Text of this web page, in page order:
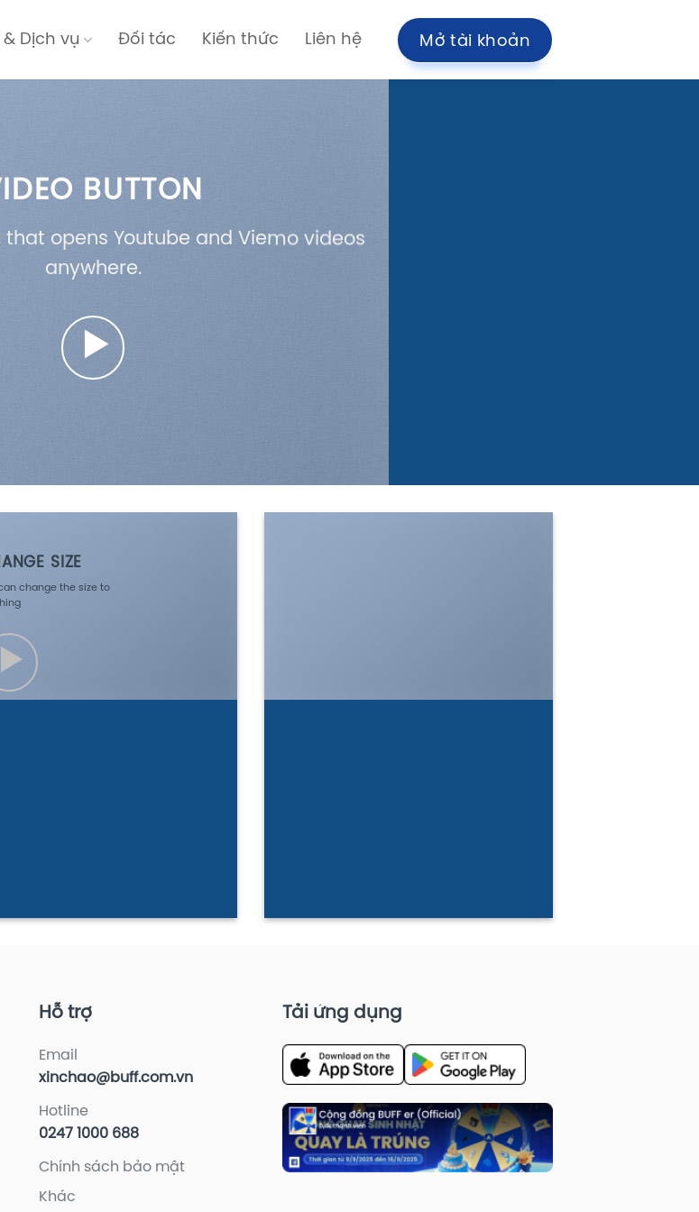
Dịch vụ Đối tác Kiến thức Liên hệ Mở tài khoản
BUTTON
opens Youtube and Viemo videos
anywhere.
SIZE
change the size to
Select between various hover
Hỗ trợ
Email
xinchao@buff.com.vn
Hotline
0247 1000 688
Chính sách bảo mật
Khác
Tải ứng dụng